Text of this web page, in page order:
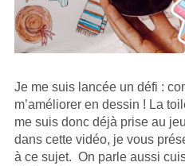
Je me suis lancée un défi :
m’améliorer en dessin ! La
me suis donc déjà prise au
dans cette vidéo, je vous
à ce sujet. On parle aussi